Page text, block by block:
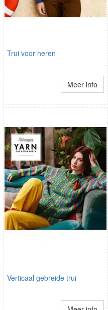
Trui voor heren
Meer info
Verticaal gebreide trui